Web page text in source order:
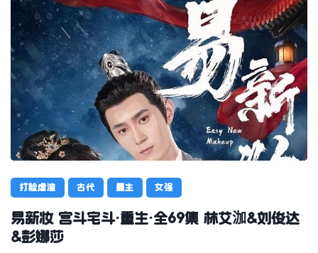
打脸虐渣 古代 重生 女强
易新妆 宫斗宅斗·重生·全69集 林艾泇&刘俊达
&彭娜莎